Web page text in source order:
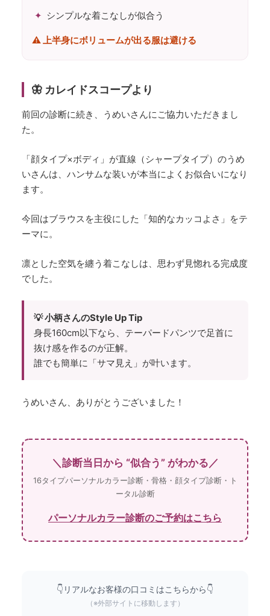
シンプルな着こなしが似合う
⚠️ 上半身にボリュームが出る服は避ける
🦋 カレイドスコープより
前回の診断に続き、うめいさんにご協力いただきまし
た。
「顔タイプ×ボディ」が直線（シャープタイプ）のうめ
いさんは、ハンサムな装いが本当によくお似合いになり
ます。
今回はブラウスを主役にした「知的なカッコよさ」をテ
ーマに。
凛とした空気を纏う着こなしは、思わず見惚れる完成度
でした。
💡 小柄さんのStyle Up Tip
身長160cm以下なら、テーパードパンツで足首に
抜け感を作るのが正解。
誰でも簡単に「サマ見え」が叶います。
うめいさん、ありがとうございました！
＼診断当日から “似合う” がわかる／
16タイプパーソナルカラー診断・骨格・顔タイプ診断・ト
ータル診断
パーソナルカラー診断のご予約はこちら
👇リアルなお客様の口コミはこちらから👇
（※外部サイトに移動します）